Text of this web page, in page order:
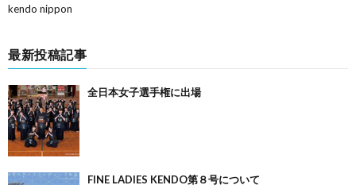
kendo nippon
最新投稿記事
全日本女子選手権に出場
FINE LADIES KENDO第８号について